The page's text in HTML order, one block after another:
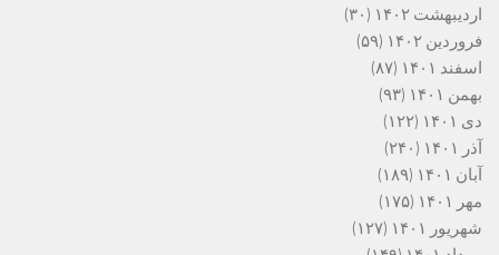
اردیبهشت ۱۴۰۲
(۳۰)
فروردین ۱۴۰۲
(۵۹)
اسفند ۱۴۰۱
(۸۷)
بهمن ۱۴۰۱
(۹۳)
دی ۱۴۰۱
(۱۲۲)
آذر ۱۴۰۱
(۲۴۰)
آبان ۱۴۰۱
(۱۸۹)
مهر ۱۴۰۱
(۱۷۵)
شهریور ۱۴۰۱
(۱۲۷)